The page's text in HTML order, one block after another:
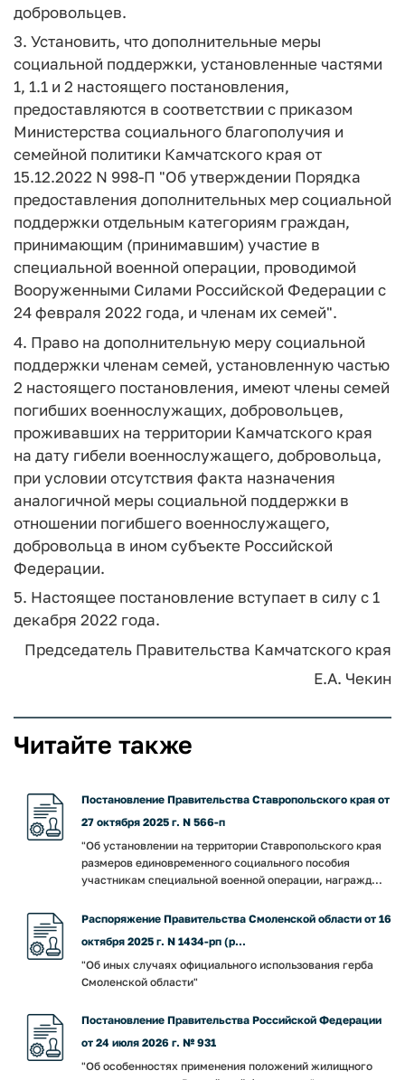
добровольцев.
3. Установить, что дополнительные меры
социальной поддержки, установленные частями
1, 1.1 и 2 настоящего постановления,
предоставляются в соответствии с приказом
Министерства социального благополучия и
семейной политики Камчатского края от
15.12.2022 N 998-П "Об утверждении Порядка
предоставления дополнительных мер социальной
поддержки отдельным категориям граждан,
принимающим (принимавшим) участие в
специальной военной операции, проводимой
Вооруженными Силами Российской Федерации с
24 февраля 2022 года, и членам их семей".
4. Право на дополнительную меру социальной
поддержки членам семей, установленную частью
2 настоящего постановления, имеют члены семей
погибших военнослужащих, добровольцев,
проживавших на территории Камчатского края
на дату гибели военнослужащего, добровольца,
при условии отсутствия факта назначения
аналогичной меры социальной поддержки в
отношении погибшего военнослужащего,
добровольца в ином субъекте Российской
Федерации.
5. Настоящее постановление вступает в силу с 1
декабря 2022 года.
Председатель Правительства Камчатского края
Е.А. Чекин
Читайте также
Постановление Правительства Ставропольского края от
27 октября 2025 г. N 566-п
"Об установлении на территории Ставропольского края
размеров единовременного социального пособия
участникам специальной военной операции, награжд...
Распоряжение Правительства Смоленской области от 16
октября 2025 г. N 1434-рп (р...
"Об иных случаях официального использования герба
Смоленской области"
Постановление Правительства Российской Федерации
от 24 июля 2026 г. № 931
"Об особенностях применения положений жилищного